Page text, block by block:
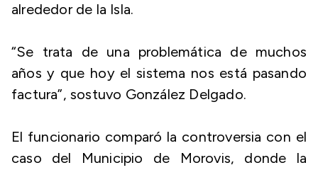
alrededor de la Isla.
“Se trata de una problemática de muchos
años y que hoy el sistema nos está pasando
factura”, sostuvo González Delgado.
El funcionario comparó la controversia con el
caso del Municipio de Morovis, donde la